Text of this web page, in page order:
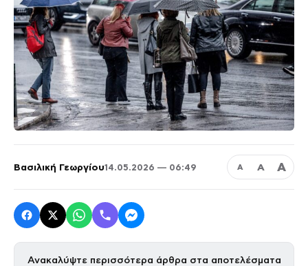
Βασιλική Γεωργίου14.05.2026 — 06:49 Α Α Α
Ανακαλύψτε περισσότερα άρθρα στα αποτελέσματα